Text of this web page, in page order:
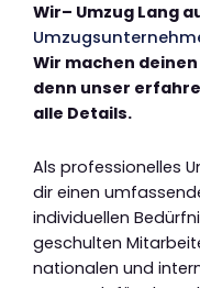
Wir– Umzug Lang
Wir machen
denn unser
alle Details.
Als professionelles
dir einen
individuellen
geschulten
nationalen und